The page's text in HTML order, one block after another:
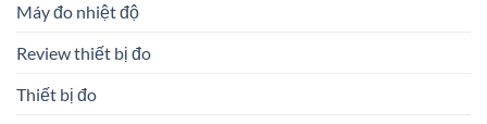
Máy đo nhiệt độ
Review thiết bị đo
Thiết bị đo